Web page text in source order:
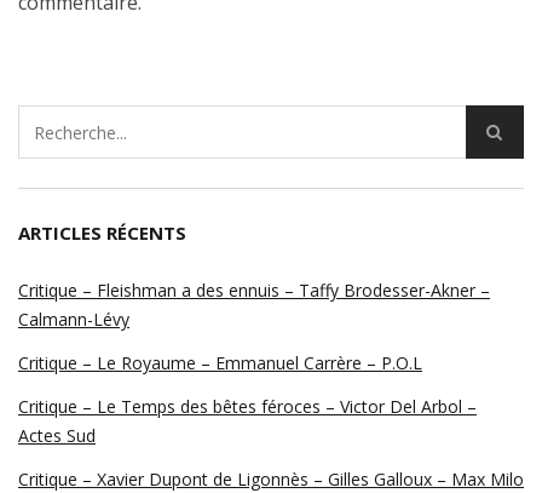
ARTICLES RÉCENTS
Critique – Fleishman a des ennuis – Taffy Brodesser-Akner –
Calmann-Lévy
Critique – Le Royaume – Emmanuel Carrère – P.O.L
Critique – Le Temps des bêtes féroces – Victor Del Arbol –
Actes Sud
Critique – Xavier Dupont de Ligonnès – Gilles Galloux – Max Milo